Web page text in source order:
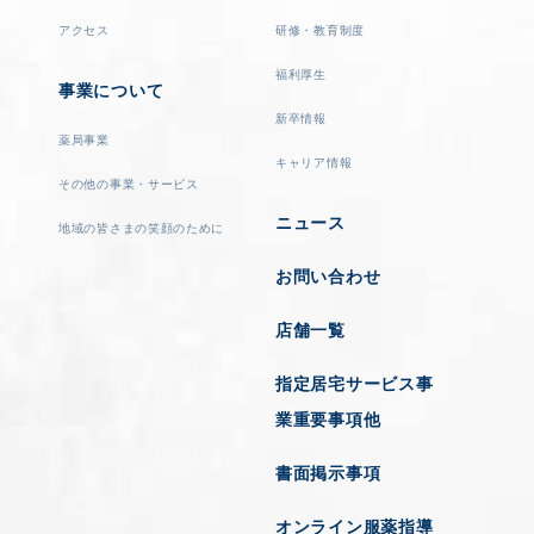
アクセス
事業について
薬局事業
その他の事業・サービス
地域の皆さまの笑顔のために
研修・教育制度
福利厚生
新卒情報
キャリア情報
ニュース
お問い合わせ
店舗一覧
指定居宅サービス事
業重要事項他
書面掲示事項
オンライン服薬指導